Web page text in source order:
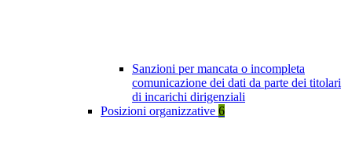
Sanzioni per mancata o incompleta
comunicazione dei dati da parte dei titolari
di incarichi dirigenziali
Posizioni organizzative 6